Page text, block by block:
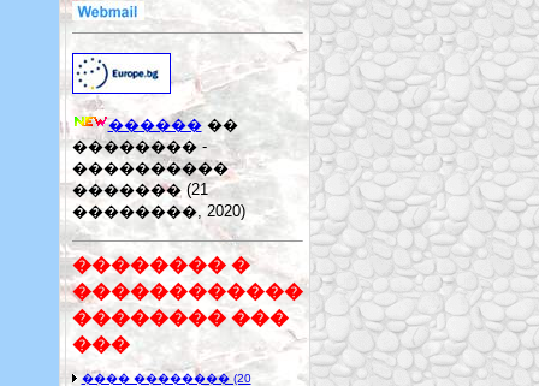
��������
�������� -
����������
������� (21
��������, 2020)
�������� �
������������
�������� ���
���
���� �������� (20